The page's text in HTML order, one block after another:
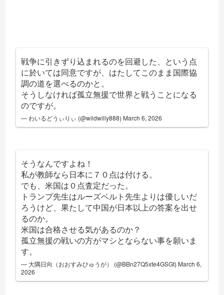
戦争に引きずり込まれるのを回避した、という点
に於いては同意ですが、はたしてこのまま国際協
調の道を選べるのかと。
そうしなければ孤立無援で世界と戦うことになる
のですが。
— わいるどうぃりぃ (@wildwilly888) March 6, 2026
そうなんですよね！
私が教師なら日本に７０点は付ける。
でも、米国は０点査定だった。
トランプ先生はルーズベルト先生よりは優しいだ
ろうけど、果たして中国が日本以上の答案を出せ
るのか。
米国は合格させる気があるのか？
孤立無援の戦いの方がマシとならない事を願いま
す。
— 大隅日向（おおすみひゅうが） (@BBn27Q5xte4GSGt) March 6,
2026